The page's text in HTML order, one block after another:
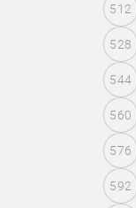
512
528
544
560
576
592